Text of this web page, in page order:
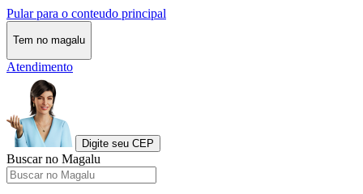
Pular para o conteudo principal
Tem no magalu
Atendimento
Digite seu CEP
Buscar no Magalu